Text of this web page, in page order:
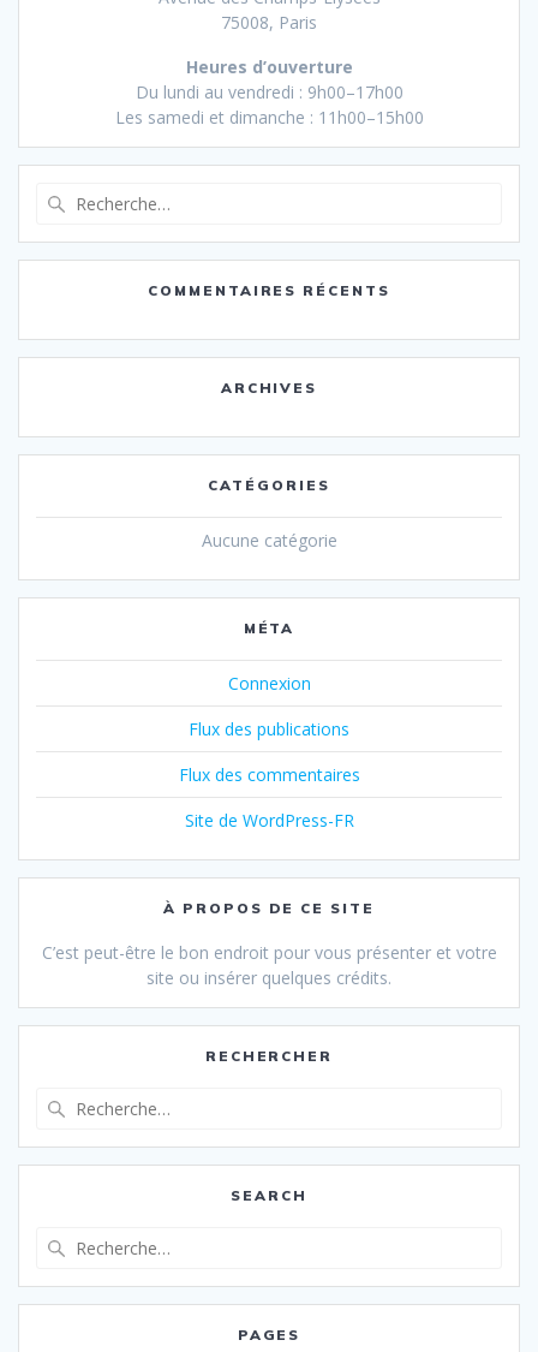
75008, Paris
Heures d’ouverture
Du lundi au vendredi : 9h00–17h00
Les samedi et dimanche : 11h00–15h00
:
COMMENTAIRES RÉCENTS
ARCHIVES
CATÉGORIES
Aucune catégorie
MÉTA
Connexion
Flux des publications
Flux des commentaires
Site de WordPress-FR
À PROPOS DE CE SITE
C’est peut-être le bon endroit pour vous présenter et votre
site ou insérer quelques crédits.
RECHERCHER
:
SEARCH
:
PAGES